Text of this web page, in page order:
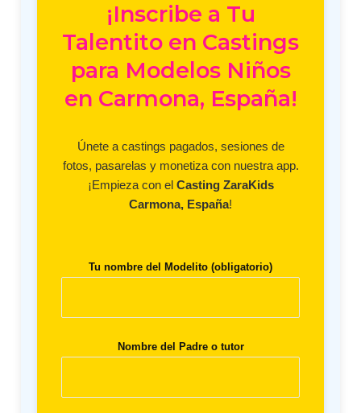
¡Inscribe a Tu
Talentito en Castings
para Modelos Niños
en Carmona, España!
Únete a castings pagados, sesiones de
fotos, pasarelas y monetiza con nuestra app.
¡Empieza con el Casting ZaraKids
Carmona, España!
Tu nombre del Modelito (obligatorio)
Nombre del Padre o tutor